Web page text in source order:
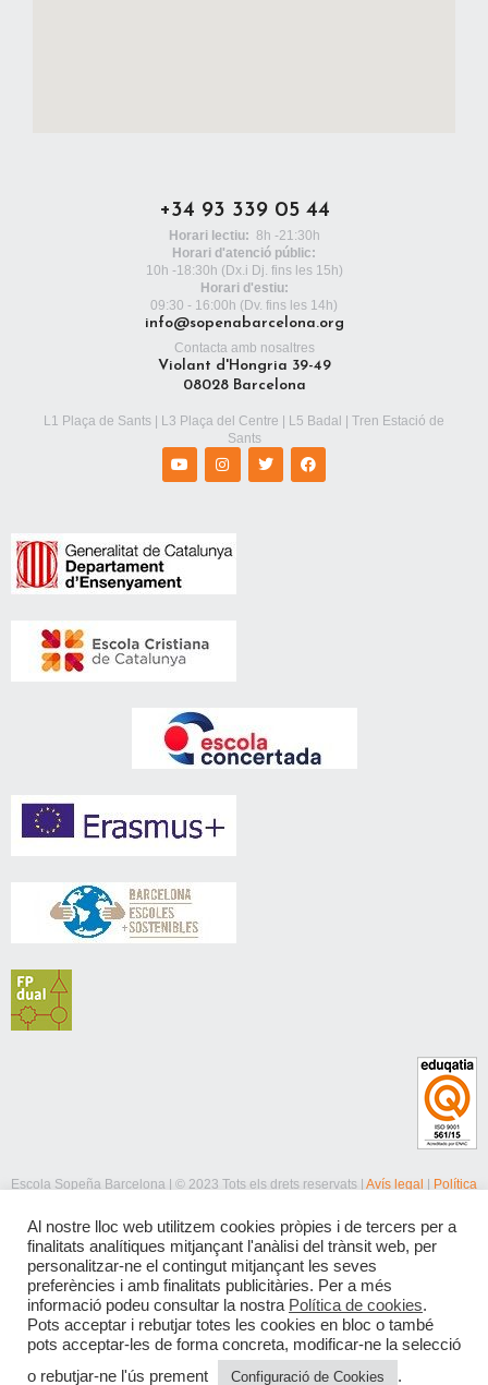
+34 93 339 05 44
Horari lectiu: 8h -21:30h
Horari d'atenció públic:
10h -18:30h (Dx.i Dj. fins les 15h)
Horari d'estiu:
09:30 - 16:00h (Dv. fins les 14h)
info@sopenabarcelona.org
Contacta amb nosaltres
Violant d'Hongria 39-49
08028 Barcelona
L1 Plaça de Sants | L3 Plaça del Centre | L5 Badal | Tren Estació de
Sants
Escola Sopeña Barcelona | © 2023 Tots els drets reservats | Avís legal
Política
Al nostre lloc web utilitzem cookies pròpies i de tercers per a
finalitats analítiques mitjançant l'anàlisi del trànsit web, per
personalitzar-ne el contingut mitjançant les seves
preferències i amb finalitats publicitàries. Per a més
informació podeu consultar la nostra Política de cookies.
Pots acceptar i rebutjar totes les cookies en bloc o també
pots acceptar-les de forma concreta, modificar-ne la selecció
o rebutjar-ne l'ús prement
Configuració de Cookies .